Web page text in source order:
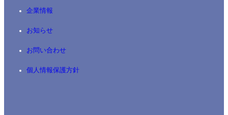
企業情報
お知らせ
お問い合わせ
個人情報保護方針